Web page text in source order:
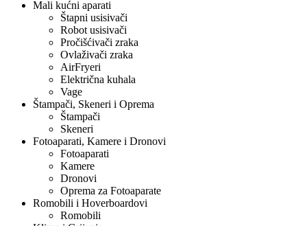
Mali kućni aparati
Štapni usisivači
Robot usisivači
Pročišćivači zraka
Ovlaživači zraka
AirFryeri
Električna kuhala
Vage
Štampači, Skeneri i Oprema
Štampači
Skeneri
Fotoaparati, Kamere i Dronovi
Fotoaparati
Kamere
Dronovi
Oprema za Fotoaparate
Romobili i Hoverboardovi
Romobili